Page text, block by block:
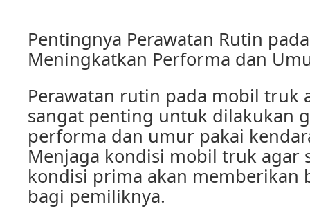
Pentingnya Perawatan Rutin
Meningkatkan Performa dan
Perawatan rutin pada mobil truk
sangat penting untuk dilakukan
performa dan umur pakai
Menjaga kondisi mobil truk agar
kondisi prima akan memberikan
bagi pemiliknya.